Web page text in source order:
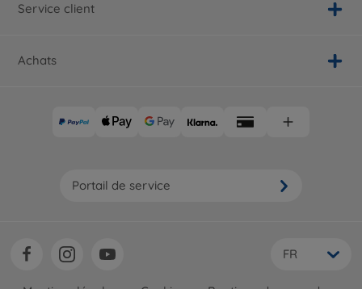
Service client
Achats
Portail de service
FR